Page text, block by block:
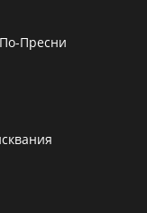
Пресни